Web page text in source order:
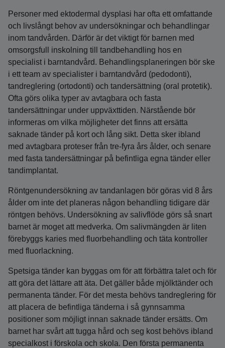
Personer med ektodermal dysplasi har ofta ett omfattande
och livslångt behov av undersökningar och behandlingar
inom tandvården. Därför är det viktigt för barnen med
omsorgsfull inskolning till tandbehandling hos en
specialist i barntandvård. Behandlingsplaneringen bör ske
i ett team av specialister i barntandvård (pedodonti),
tandreglering (ortodonti) och tandersättning (oral protetik).
Ofta görs olika typer av avtagbara och fasta
tandersättningar under uppväxttiden. Närstående bör
informeras om vilka möjligheter det finns att ersätta
saknade tänder på kort och lång sikt. Detta sker ibland
med avtagbara proteser från tre-fyra års ålder, och senare
med fasta tandersättningar på befintliga egna tänder eller
tandimplantat.
Röntgenundersökning av tandanlagen bör göras vid 8 års
ålder om inte det planeras någon behandling tidigare där
röntgen behövs. Undersökning av salivflöde görs så snart
barnet är moget att medverka. Om salivmängden är liten
förebyggs karies med fluorbehandling och täta kontroller
med fluorlackning.
Spetsiga tänder kan byggas om för att förbättra talet och för
att göra det lättare att äta. Det gäller både mjölktänder och
permanenta tänder. För det mesta behövs tandreglering för
att placera de befintliga tänderna i så gynnsamma
positioner som möjligt innan saknade tänder ersätts. Om
barnet har svårt att tugga hård och seg kost behövs ibland
specialkost i förskola och skola. Den första permanenta